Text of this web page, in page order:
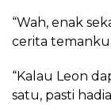
“Wah, enak
cerita temanku.
“Kalau Leon
satu, pasti